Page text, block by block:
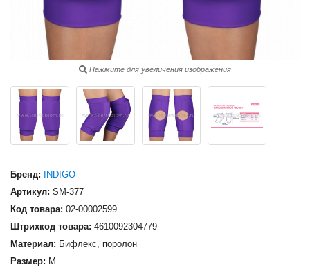
Нажмите для увеличения изображения
Бренд:
INDIGO
Артикул: SM-377
Код товара: 02-00002599
Штрихкод товара: 4610092304779
Материал: Бифлекс, поролон
Размер: M